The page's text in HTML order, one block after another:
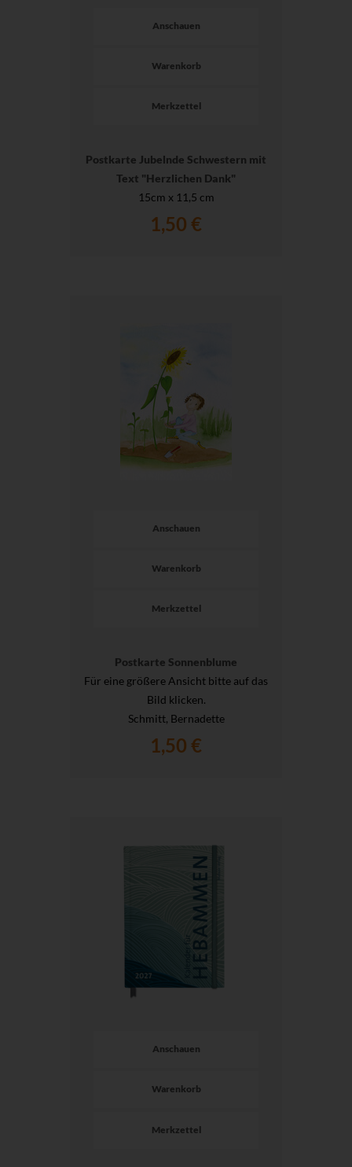
Anschauen
Warenkorb
Merkzettel
Postkarte Jubelnde Schwestern mit
Text "Herzlichen Dank"
15cm x 11,5 cm
1,50 €
Anschauen
Warenkorb
Merkzettel
Postkarte Sonnenblume
Für eine größere Ansicht bitte auf das
Bild klicken.
Schmitt, Bernadette
1,50 €
Anschauen
Warenkorb
Merkzettel